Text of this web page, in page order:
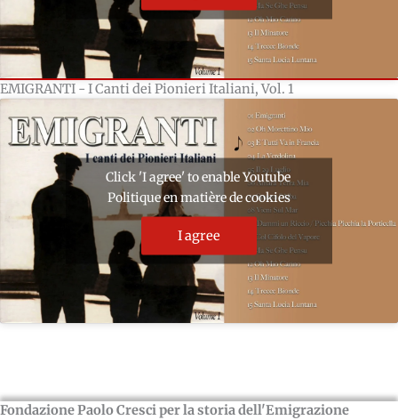
EMIGRANTI - I Canti dei Pionieri Italiani, Vol. 1
Click 'I agree' to enable Youtube
Politique en matière de cookies
I agree
Fondazione Paolo Cresci per la storia dell'Emigrazione